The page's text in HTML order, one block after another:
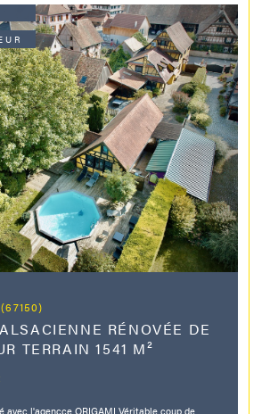
(67150)
RÉNOVÉE DE
TERRAIN 1541 M²
avec l'agencce ORIGAMI Véritable coup de